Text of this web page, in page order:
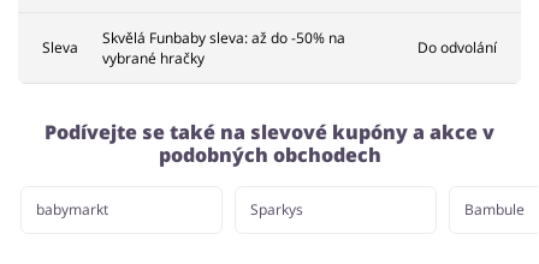
Sleva
Skvělá Funbaby sleva: až do -50% na
vybrané hračky
Do odvolání
Podívejte se také na slevové kupóny a akce v
podobných obchodech
babymarkt Sparkys Bambule